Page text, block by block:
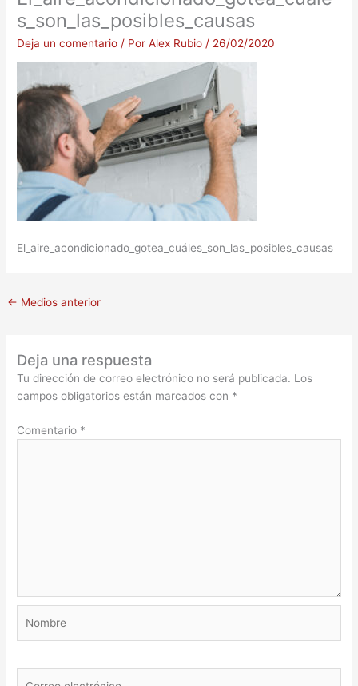
s_son_las_posibles_causas
Deja un comentario / PorAlex Rubio / 26/02/2020
El_aire_acondicionado_gotea_cuáles_son_las_posibles_causas
← Medios anterior
Deja una respuesta
Tu dirección de correo electrónico no será publicada. Los
campos obligatorios están marcados con *
Comentario *